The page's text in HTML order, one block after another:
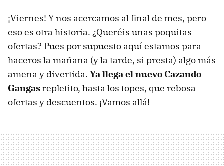
¡Viernes! Y nos acercamos al final de mes, pero
eso es otra historia. ¿Queréis unas poquitas
ofertas? Pues por supuesto aquí estamos para
haceros la mañana (y la tarde, si presta) algo más
amena y divertida. Ya llega el nuevo Cazando
Gangas repletito, hasta los topes, que rebosa
ofertas y descuentos. ¡Vamos allá!